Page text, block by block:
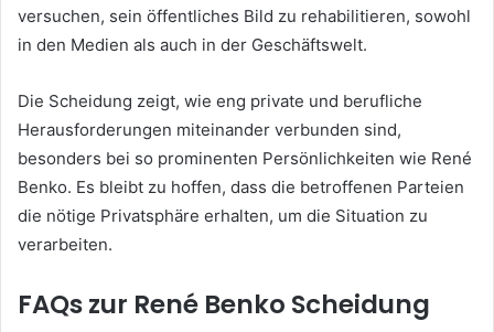
versuchen, sein öffentliches Bild zu rehabilitieren, sowohl
in den Medien als auch in der Geschäftswelt.
Die Scheidung zeigt, wie eng private und berufliche
Herausforderungen miteinander verbunden sind,
besonders bei so prominenten Persönlichkeiten wie René
Benko. Es bleibt zu hoffen, dass die betroffenen Parteien
die nötige Privatsphäre erhalten, um die Situation zu
verarbeiten.
FAQs zur René Benko Scheidung